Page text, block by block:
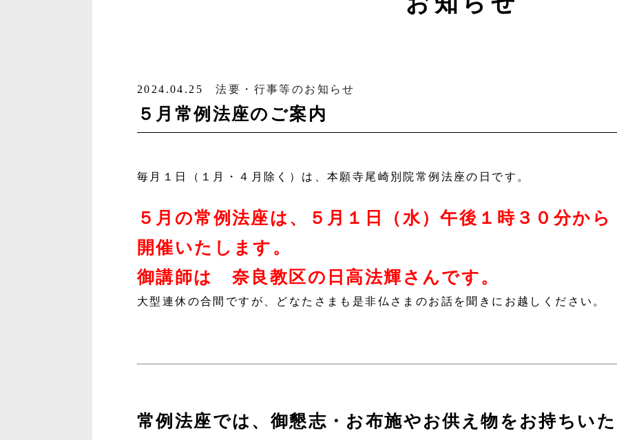
2024.04.25法要・行事等のお知らせ
５月常例法座のご案内
毎月１日（１月・４月除く）は、本願寺尾崎別院常例法座の日です。
５月の常例法座は、５月１日（水）午後１時３０分から
開催いたします。
御講師は 奈良教区の日高法輝さんです。
大型連休の合間ですが、どなたさまも是非仏さまのお話を聞きにお越しください。
常例法座では、御懇志・お布施やお供え物をお持ちいた